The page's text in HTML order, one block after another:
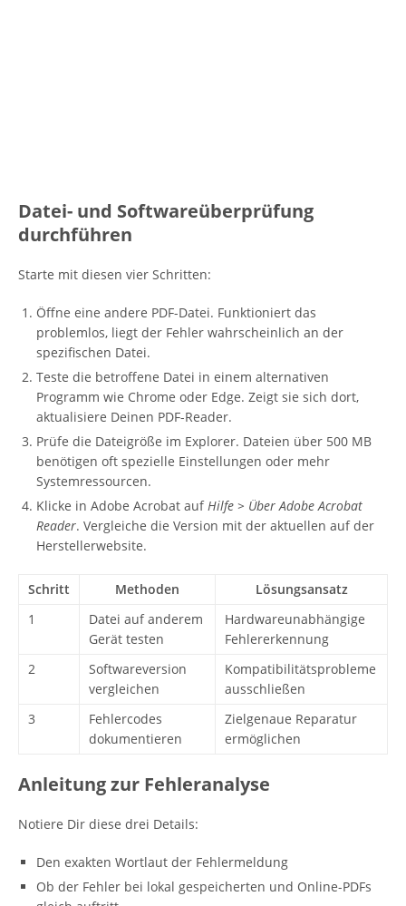
Datei- und Softwareüberprüfung
durchführen
Starte mit diesen vier Schritten:
Öffne eine andere PDF-Datei. Funktioniert das
problemlos, liegt der Fehler wahrscheinlich an der
spezifischen Datei.
Teste die betroffene Datei in einem alternativen
Programm wie Chrome oder Edge. Zeigt sie sich dort,
aktualisiere Deinen PDF-Reader.
Prüfe die Dateigröße im Explorer. Dateien über 500 MB
benötigen oft spezielle Einstellungen oder mehr
Systemressourcen.
Klicke in Adobe Acrobat aufHilfe > Über Adobe Acrobat
Reader. Vergleiche die Version mit der aktuellen auf der
Herstellerwebsite.
Schritt Methoden
Lösungsansatz
1
Datei auf anderem
Gerät testen
Hardwareunabhängige
Fehlererkennung
2
Softwareversion
vergleichen
Kompatibilitätsprobleme
ausschließen
3
Fehlercodes
dokumentieren
Zielgenaue Reparatur
ermöglichen
Anleitung zur Fehleranalyse
Notiere Dir diese drei Details:
Den exakten Wortlaut der Fehlermeldung
Ob der Fehler bei lokal gespeicherten und Online-PDFs